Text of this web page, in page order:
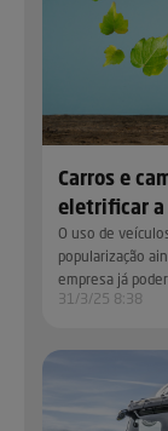
Carros e
eletrificar a
O uso de
popularização
empresa já
31/3/25 8:38